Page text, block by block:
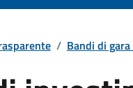
/ Bandi di